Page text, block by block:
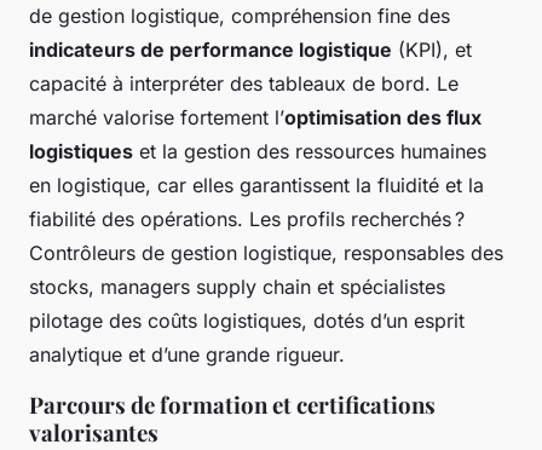
de gestion logistique, compréhension fine des
indicateurs de performance logistique (KPI), et
capacité à interpréter des tableaux de bord. Le
marché valorise fortement l’optimisation des flux
logistiques et la gestion des ressources humaines
en logistique, car elles garantissent la fluidité et la
fiabilité des opérations. Les profils recherchés ?
Contrôleurs de gestion logistique, responsables des
stocks, managers supply chain et spécialistes
pilotage des coûts logistiques, dotés d’un esprit
analytique et d’une grande rigueur.
Parcours de formation et certifications
valorisantes